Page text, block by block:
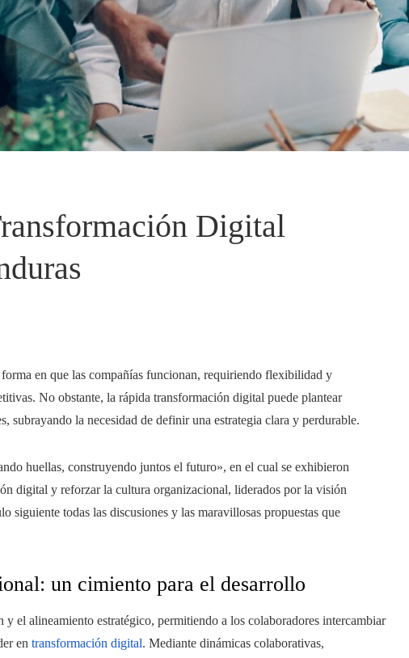
Digital
en que las compañías funcionan, requiriendo flexibilidad y
No obstante, la rápida transformación digital puede plantear
subrayando la necesidad de definir una estrategia clara y perdurable.
huellas, construyendo juntos el futuro», en el cual se exhibieron
digital y reforzar la cultura organizacional, liderados por la visión
todas las discusiones y las maravillosas propuestas que
un cimiento para el desarrollo
el alineamiento estratégico, permitiendo a los colaboradores intercambiar
en transformación digital. Mediante dinámicas colaborativas,